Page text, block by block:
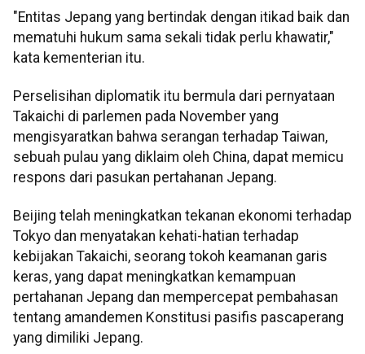
"Entitas Jepang yang bertindak dengan itikad baik dan
mematuhi hukum sama sekali tidak perlu khawatir,"
kata kementerian itu.
Perselisihan diplomatik itu bermula dari pernyataan
Takaichi di parlemen pada November yang
mengisyaratkan bahwa serangan terhadap Taiwan,
sebuah pulau yang diklaim oleh China, dapat memicu
respons dari pasukan pertahanan Jepang.
Beijing telah meningkatkan tekanan ekonomi terhadap
Tokyo dan menyatakan kehati-hatian terhadap
kebijakan Takaichi, seorang tokoh keamanan garis
keras, yang dapat meningkatkan kemampuan
pertahanan Jepang dan mempercepat pembahasan
tentang amandemen Konstitusi pasifis pascaperang
yang dimiliki Jepang.